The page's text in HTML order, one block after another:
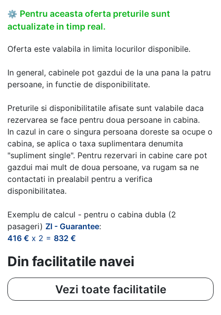
⚙ Pentru aceasta oferta preturile sunt
actualizate in timp real.
Oferta este valabila in limita locurilor disponibile.
In general, cabinele pot gazdui de la una pana la patru
persoane, in functie de disponibilitate.
Preturile si disponibilitatile afisate sunt valabile daca
rezervarea se face pentru doua persoane in cabina.
In cazul in care o singura persoana doreste sa ocupe o
cabina, se aplica o taxa suplimentara denumita
"supliment single". Pentru rezervari in cabine care pot
gazdui mai mult de doua persoane, va rugam sa ne
contactati in prealabil pentru a verifica
disponibilitatea.
Exemplu de calcul - pentru o cabina dubla (2
pasageri) ZI - Guarantee:
416 € x 2 = 832 €
Din facilitatile navei
Vezi toate facilitatile